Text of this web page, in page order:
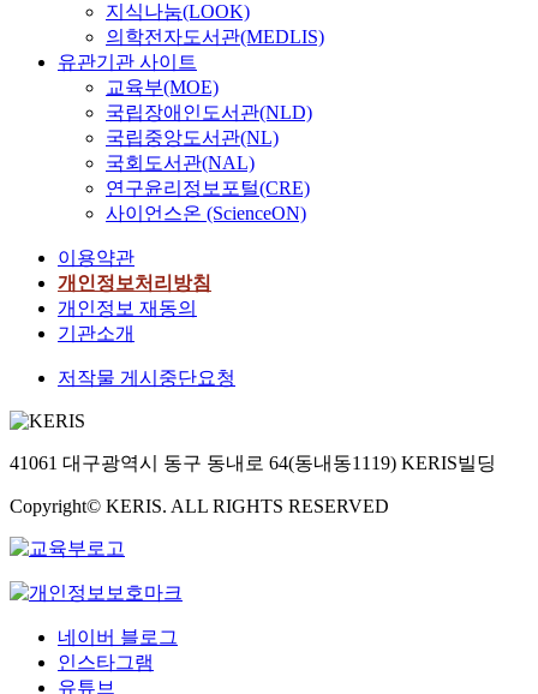
지식나눔(LOOK)
의학전자도서관(MEDLIS)
유관기관 사이트
교육부(MOE)
국립장애인도서관(NLD)
국립중앙도서관(NL)
국회도서관(NAL)
연구윤리정보포털(CRE)
사이언스온 (ScienceON)
이용약관
개인정보처리방침
개인정보 재동의
기관소개
저작물 게시중단요청
41061 대구광역시 동구 동내로 64(동내동1119) KERIS빌딩
Copyright© KERIS. ALL RIGHTS RESERVED
네이버 블로그
인스타그램
유튜브